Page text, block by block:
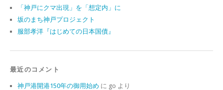
「神戸にクマ出現」を「想定内」に
坂のまち神戸プロジェクト
服部孝洋『はじめての日本国債』
最近のコメント
神戸港開港150年の御用始め に go より